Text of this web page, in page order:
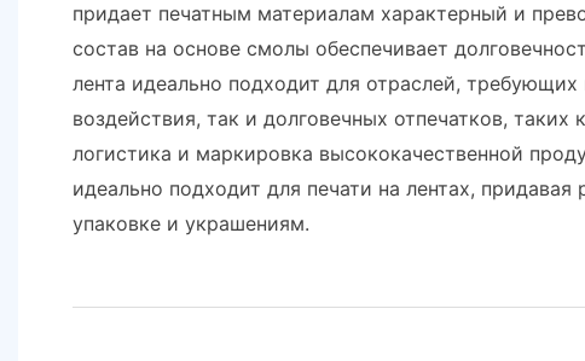
придает печатным материалам характерный и
состав на основе смолы обеспечивает
лента идеально подходит для отраслей, требующих
воздействия, так и долговечных отпечатков, таких
логистика и маркировка высококачественной
идеально подходит для печати на лентах,
упаковке и украшениям.